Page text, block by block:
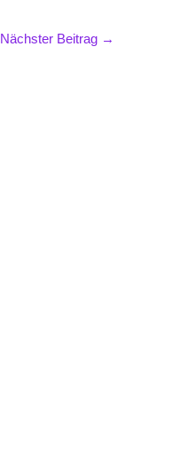
Nächster Beitrag →